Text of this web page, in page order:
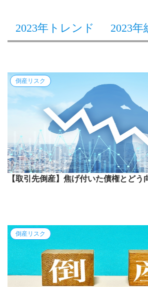
2023年トレンド 2023年
倒産リスク
【取引先倒産】焦げ付いた債権とどう
倒産リスク